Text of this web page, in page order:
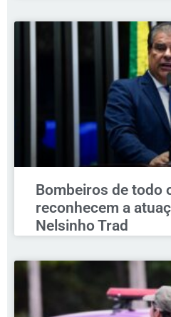
Bombeiros de todo
reconhecem a
Nelsinho Trad